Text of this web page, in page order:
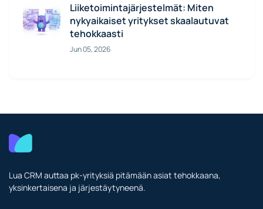
Liiketoimintajärjestelmät: Miten
nykyaikaiset yritykset skaalautuvat
tehokkaasti
Jun 05, 2026
Lua CRM auttaa pk-yrityksiä pitämään asiat tehokkaana,
yksinkertaisena ja järjestäytyneenä.